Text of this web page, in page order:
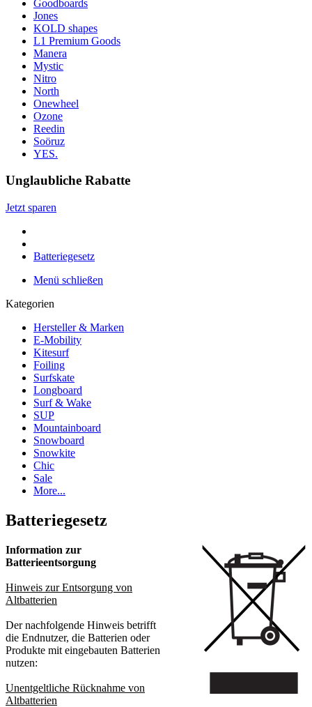
Goodboards
Jones
KOLD shapes
L1 Premium Goods
Manera
Mystic
Nitro
North
Onewheel
Ozone
Reedin
Soöruz
YES.
Unglaubliche Rabatte
Jetzt sparen
Batteriegesetz
Menü schließen
Kategorien
Hersteller & Marken
E-Mobility
Kitesurf
Foiling
Surfskate
Longboard
Surf & Wake
SUP
Mountainboard
Snowboard
Snowkite
Chic
Sale
More...
Batteriegesetz
Information zur
Batterieentsorgung
Hinweis zur Entsorgung von
Altbatterien
Der nachfolgende Hinweis betrifft
die Endnutzer, die Batterien oder
Produkte mit eingebauten Batterien
nutzen:
Unentgeltliche Rücknahme von
Altbatterien